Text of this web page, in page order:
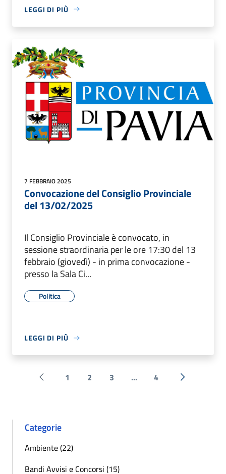
LEGGI DI PIÙ
7 FEBBRAIO 2025
Convocazione del Consiglio Provinciale
del 13/02/2025
Il Consiglio Provinciale è convocato, in
sessione straordinaria per le ore 17:30 del 13
febbraio (giovedì) - in prima convocazione -
presso la Sala Ci...
Politica
LEGGI DI PIÙ
Pagina precedente
1 2 3 ... 4 Successiva
Categorie
Ambiente (22)
Bandi Avvisi e Concorsi (15)